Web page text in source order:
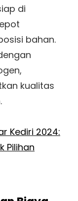
di
bahan.
kualitas
Kediri 2024:
Pilihan